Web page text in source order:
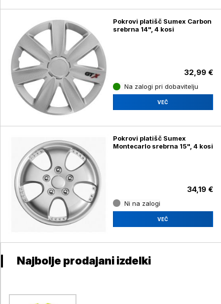
Pokrovi platišč Sumex Carbon
srebrna 14", 4 kosi
32,99 €
Na zalogi pri dobavitelju
VEČ
Pokrovi platišč Sumex
Montecarlo srebrna 15", 4 kosi
34,19 €
Ni na zalogi
VEČ
Najbolje prodajani izdelki